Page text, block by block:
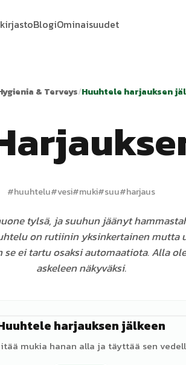
BlogiOminaisuudet
& Terveys/Huuhtele harjauksen
#huuhtelu#vesi#muki#suu#harjaus
tylsä, ja suuhun jäänyt
on rutiinin yksinkertainen mutta
ei tartu osaksi automaatiota. Alla
askeleen näkyväksi.
harjauksen jälkeen
mukia hanan alla ja täyttää sen